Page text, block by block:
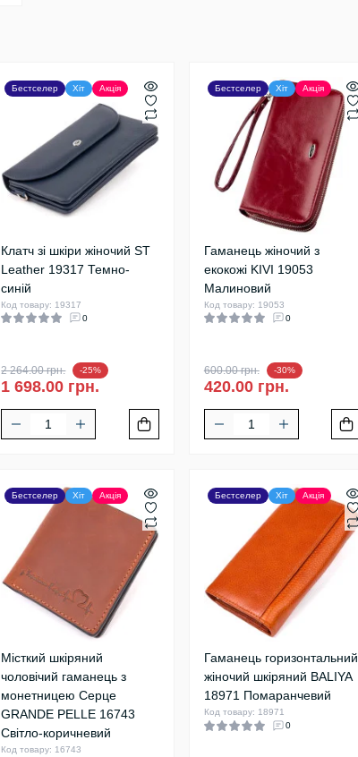
Бестселер Хіт Акція
Клатч зі шкіри жіночий ST
Leather 19317 Темно-
синій
Код товару: 19317
0
2 264.00 грн. -25%
1 698.00 грн.
Бестселер Хіт Акція
Гаманець жіночий з
екокожі KIVI 19053
Малиновий
Код товару: 19053
0
600.00 грн. -30%
420.00 грн.
Бестселер Хіт Акція
Місткий шкіряний
чоловічий гаманець з
монетницею Серце
GRANDE PELLE 16743
Світло-коричневий
Код товару: 16743
Бестселер Хіт Акція
Гаманець горизонтальний
жіночий шкіряний BALIYA
18971 Помаранчевий
Код товару: 18971
0